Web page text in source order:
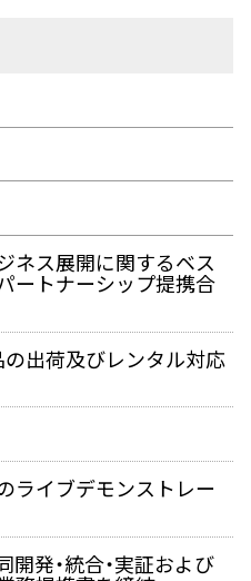
ネス展開に関するベス
ートナーシップ提携合
の出荷及びレンタル対応
ライブデモンストレー
発・統合・実証および